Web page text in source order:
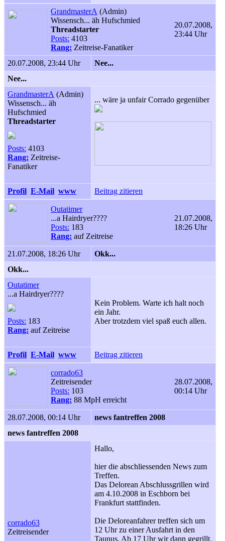
GrandmasterA (Admin)
Wissensch... äh Hufschmied
Threadstarter
Posts: 4103
Rang: Zeitreise-Fanatiker
20.07.2008,
23:44 Uhr
20.07.2008, 23:44 Uhr
Nee...
Nee...
GrandmasterA (Admin)
Wissensch... äh
Hufschmied
Threadstarter
Posts: 4103
Rang: Zeitreise-
Fanatiker
... wäre ja unfair Corrado gegenüber
Profil E-Mail www Beitrag zitieren
Outatimer
...a Hairdryer????
Posts: 183
Rang: auf Zeitreise
21.07.2008,
18:26 Uhr
21.07.2008, 18:26 Uhr
Okk...
Okk...
Outatimer
...a Hairdryer????
Posts: 183
Rang: auf Zeitreise
Kein Problem. Warte ich halt noch
ein Jahr.
Aber trotzdem viel spaß euch allen.
Profil E-Mail www Beitrag zitieren
corrado63
Zeitreisender
Posts: 103
Rang: 88 MpH erreicht
28.07.2008,
00:14 Uhr
28.07.2008, 00:14 Uhr
news fantreffen 2008
news fantreffen 2008
corrado63
Zeitreisender
Hallo,
hier die abschliessenden News zum
Treffen.
Das Delorean Abschlussgrillen wird
am 4.10.2008 in Eschborn bei
Frankfurt stattfinden.
Die Deloreanfahrer treffen sich um
12 Uhr zu einer Ausfahrt in den
Taunus. Ab 17 Uhr wir dann gegrillt.